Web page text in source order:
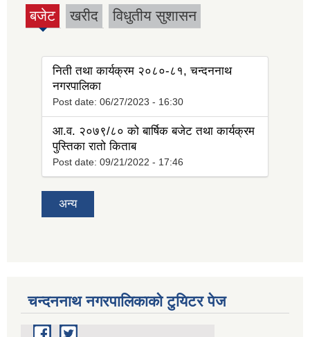
बजेट
(active
खरीद विधुतीय सुशासन
निती तथा कार्यक्रम २०८०-८१, चन्दननाथ
नगरपालिका
Post date: 06/27/2023 - 16:30
आ.व. २०७९/८० को बार्षिक बजेट तथा कार्यक्रम
पुस्तिका रातो किताब
Post date: 09/21/2022 - 17:46
अन्य
चन्दननाथ नगरपालिकाको टुयिटर पेज